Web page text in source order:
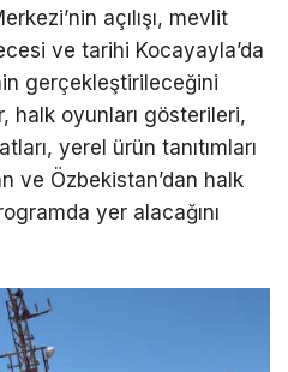
açılışı, mevlit
ve tarihi Kocayayla’da
gerçekleştirileceğini
halk oyunları gösterileri,
yerel ürün tanıtımları
ve Özbekistan’dan halk
yer alacağını